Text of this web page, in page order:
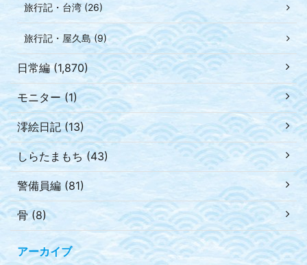
旅行記・台湾 (26)
旅行記・屋久島 (9)
日常編 (1,870)
モニター (1)
澪絵日記 (13)
しらたまもち (43)
警備員編 (81)
骨 (8)
アーカイブ